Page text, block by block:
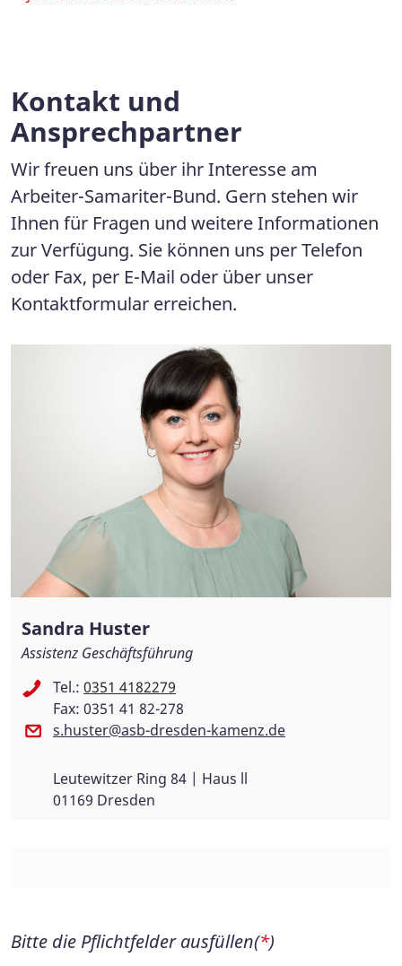
Kontakt und
Ansprechpartner
Wir freuen uns über ihr Interesse am
Arbeiter-Samariter-Bund. Gern stehen wir
Ihnen für Fragen und weitere Informationen
zur Verfügung. Sie können uns per Telefon
oder Fax, per E-Mail oder über unser
Kontaktformular erreichen.
Sandra Huster
Assistenz Geschäftsführung
Tel.: 0351 4182279
Fax: 0351 41 82-278
s.huster@asb-dresden-kamenz.de
Leutewitzer Ring 84 | Haus ll
01169 Dresden
Bitte die Pflichtfelder ausfüllen(*)